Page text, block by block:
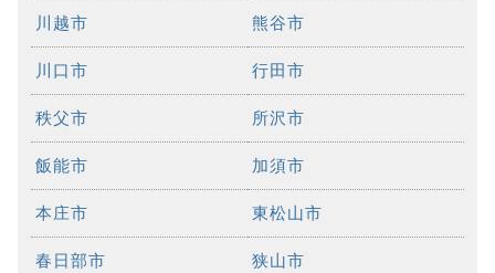
川越市 熊谷市
川口市 行田市
秩父市 所沢市
飯能市 加須市
本庄市 東松山市
春日部市 狭山市